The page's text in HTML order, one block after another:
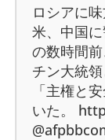
ロシアに
米、中国
の数時間
チン大統
「主権と
いた。